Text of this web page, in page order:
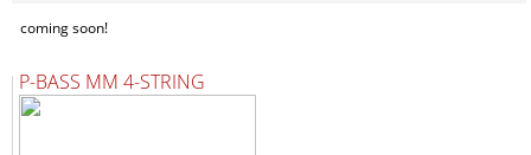
coming soon!
P-BASS MM 4-STRING